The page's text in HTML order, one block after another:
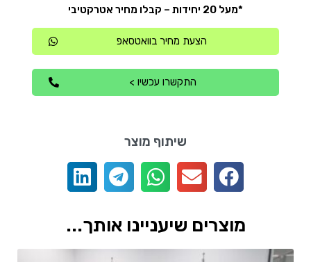
*מעל 20 יחידות – קבלו מחיר אטרקטיבי
הצעת מחיר בוואטסאפ
התקשרו עכשיו >
שיתוף מוצר
מוצרים שיעניינו אותך...